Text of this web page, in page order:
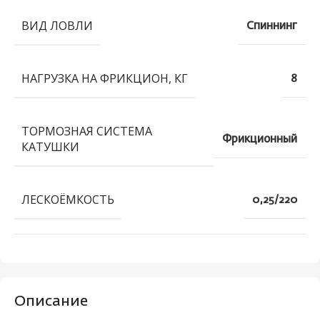
Описание
ВИД ЛОВЛИ Спиннинг
НАГРУЗКА НА ФРИКЦИОН, КГ 8
ТОРМОЗНАЯ СИСТЕМА
КАТУШКИ
Фрикционный
ЛЕСКОЁМКОСТЬ 0,25/220